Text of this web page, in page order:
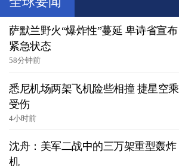
萨默兰野火“爆炸性”蔓延 卑诗省宣布
紧急状态
58分钟前
悉尼机场两架飞机险些相撞 捷星空乘
受伤
4小时前
沈舟：美军二战中的三万架重型轰炸
机